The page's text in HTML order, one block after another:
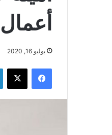
أعمال
يوليو 16, 2020
فيسبوك ‫X